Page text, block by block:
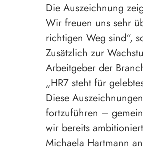
Die Auszeichnung
Wir freuen uns sehr
richtigen Weg sind“,
Zusätzlich zur
Arbeitgeber der
„HR7 steht für
Diese
fortzuführen –
wir bereits
Michaela Hartmann